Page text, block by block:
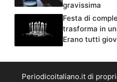
gravissima
Festa di
trasforma in
Erano tutti
Periodicoitaliano.it di